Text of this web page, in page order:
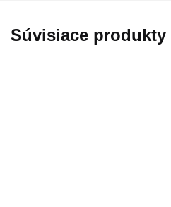
Súvisiace produkty